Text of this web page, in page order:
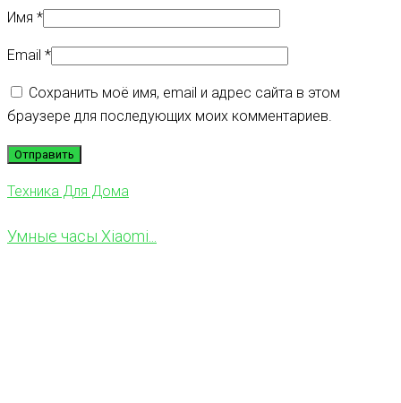
Имя *
Email *
Сохранить моё имя, email и адрес сайта в этом
браузере для последующих моих комментариев.
Техника Для Дома
Умные часы Xiaomi...